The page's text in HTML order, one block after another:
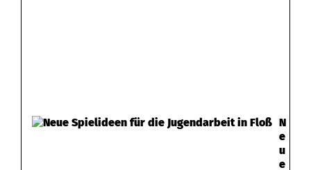
N
e
u
e